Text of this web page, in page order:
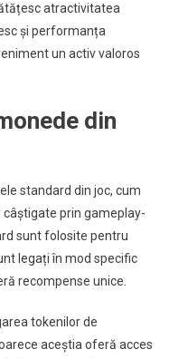
atractivitatea
și performanța
un activ valoros
din
standard din joc, cum
prin gameplay-
sunt folosite pentru
legați în mod specific
recompense unice.
tokenilor de
aceștia oferă acces